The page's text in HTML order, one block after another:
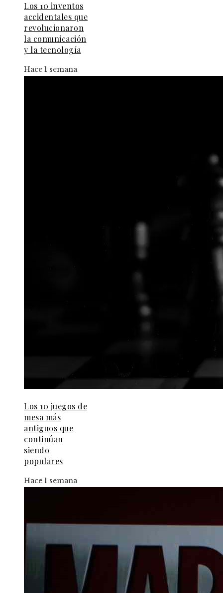
Los 10 inventos
accidentales que
revolucionaron
la comunicación
y la tecnología
Hace 1 semana
Los 10 juegos de
mesa más
antiguos que
continúan
siendo
populares
Hace 1 semana